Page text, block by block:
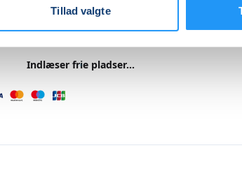
Tillad valgte
Indlæser frie pladser...